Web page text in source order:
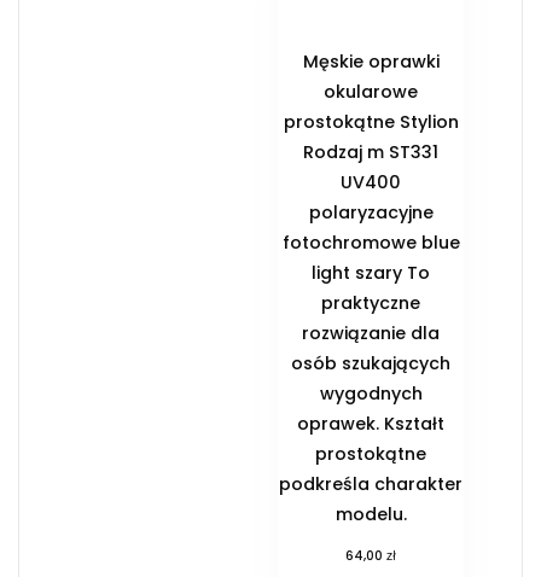
Męskie oprawki
okularowe
prostokątne Stylion
Rodzaj m ST331
UV400
polaryzacyjne
fotochromowe blue
light szary To
praktyczne
rozwiązanie dla
osób szukających
wygodnych
oprawek. Kształt
prostokątne
podkreśla charakter
modelu.
64,00zł